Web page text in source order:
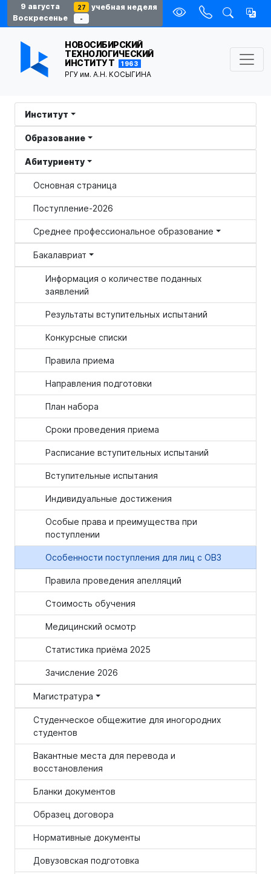
9 августа 27
учебная неделя
Воскресенье
-
НОВОСИБИРСКИЙ
ТЕХНОЛОГИЧЕСКИЙ
ИНСТИТУТ
1963
РГУ им. А.Н. КОСЫГИНА
Институт
Образование
Абитуриенту
Основная страница
Поступление-2026
Среднее профессиональное образование
Бакалавриат
Информация о количестве поданных
заявлений
Результаты вступительных испытаний
Конкурсные списки
Правила приема
Направления подготовки
План набора
Сроки проведения приема
Расписание вступительных испытаний
Вступительные испытания
Индивидуальные достижения
Особые права и преимущества при
поступлении
Особенности поступления для лиц с ОВЗ
Правила проведения апелляций
Стоимость обучения
Медицинский осмотр
Статистика приёма 2025
Зачисление 2026
Магистратура
Студенческое общежитие для иногородних
студентов
Вакантные места для перевода и
восстановления
Бланки документов
Образец договора
Нормативные документы
Довузовская подготовка